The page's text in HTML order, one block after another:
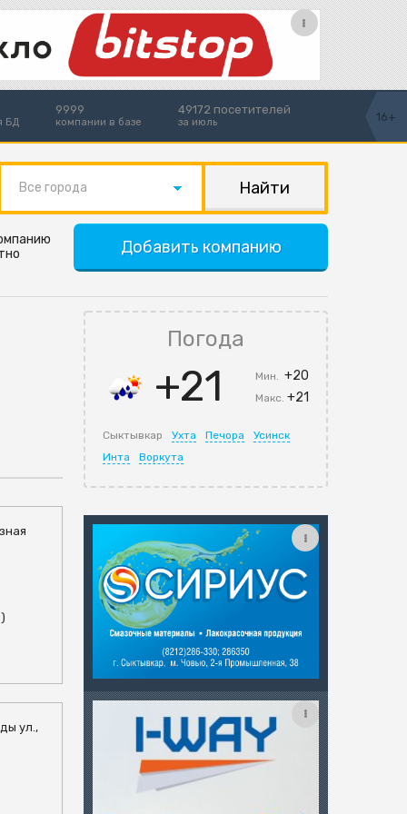
БД
9999
компании в базе
49172 посетителей
за июль 16+
Все города
Добавить компанию
ул.,
Погода
+21 Мин.+20
Макс.+21
Сыктывкар Ухта Печора
Усинск
Инта
Воркута